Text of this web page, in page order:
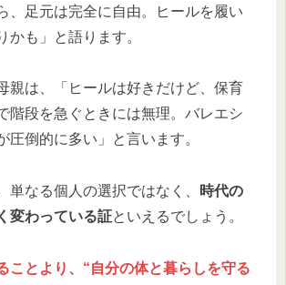
、足元は完全に自由。ヒールを履い
かも」と語ります。
親は、「ヒールは好きだけど、保育
階段を急ぐときには無理。バレエシ
圧倒的に多い」と言います。
単なる個人の選択ではなく、
時代の
変わっている証といえるでしょう。
ことより、“自分の体と暮らしを守る